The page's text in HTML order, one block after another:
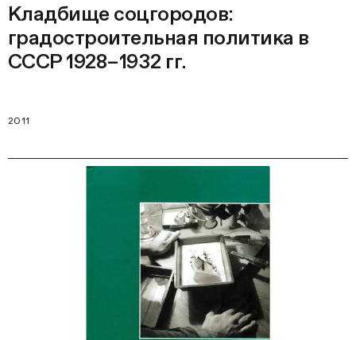
Кладбище соцгородов:
градостроительная политика в
СССР 1928–1932 гг.
2011